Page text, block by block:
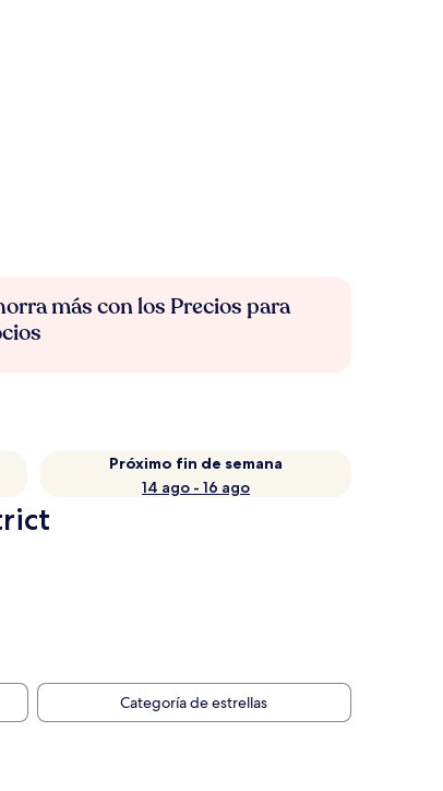
más con los Precios para
Próximo fin de semana
14 ago - 16 ago
Categoría de estrellas